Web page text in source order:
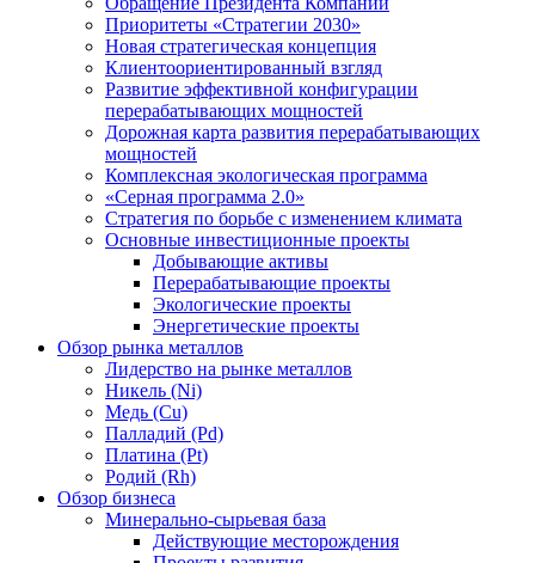
Приоритеты «Стратегии 2030»
Новая стратегическая концепция
Клиентоориентированный взгляд
Развитие эффективной конфигурации
перерабатывающих мощностей
Дорожная карта развития перерабатывающих
мощностей
Комплексная экологическая программа
«Серная программа 2.0»
Стратегия по борьбе с изменением климата
Основные инвестиционные проекты
Добывающие активы
Перерабатывающие проекты
Экологические проекты
Энергетические проекты
Обзор рынка металлов
Лидерство на рынке металлов
Никель (Ni)
Медь (Cu)
Палладий (Pd)
Платина (Pt)
Родий (Rh)
Обзор бизнеса
Минерально-сырьевая база
Действующие месторождения